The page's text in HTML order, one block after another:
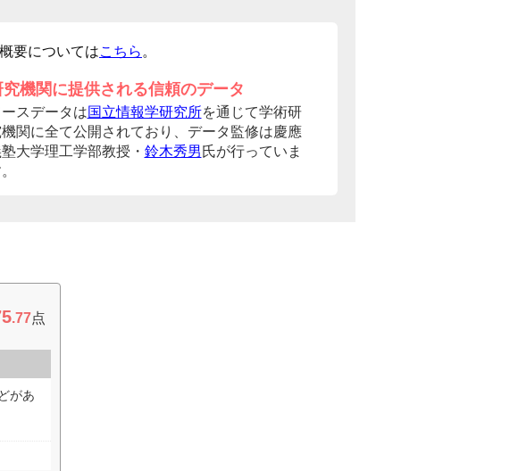
要についてはこちら 。
究機関に提供される信頼のデータ
ースデータは国立情報学研究所を通じて学術研
機関に全て公開されており、データ監修は慶應
大学理工学部教授・ 鈴木秀男 氏が行っていま
.77点
があ